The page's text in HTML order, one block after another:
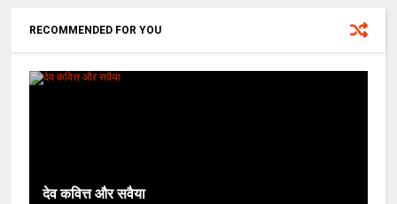
RECOMMENDED FOR YOU
देव कवित्त और सवैया